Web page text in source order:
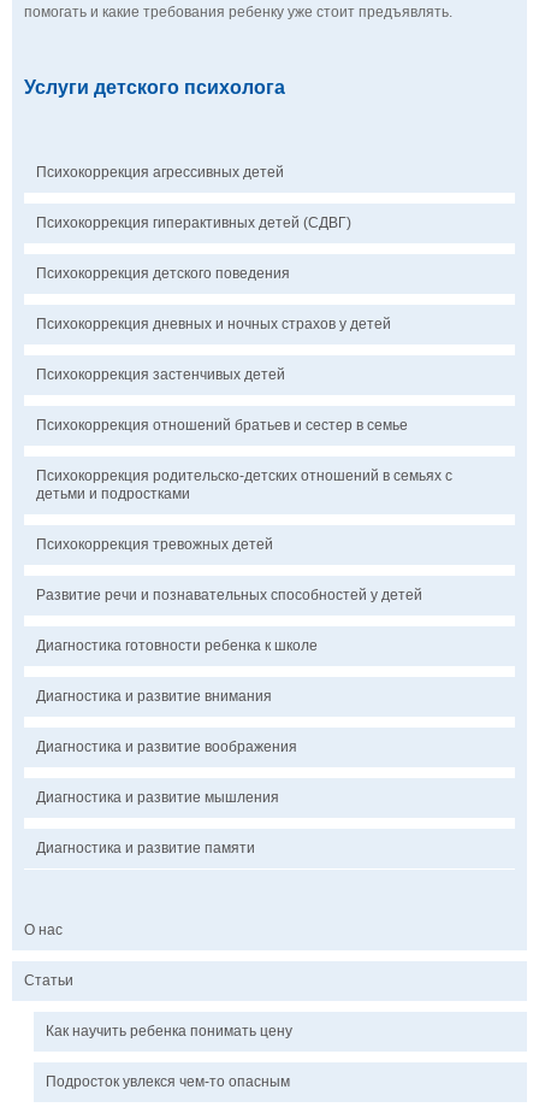
помогать и какие требования ребенку уже стоит предъявлять.
Услуги детского психолога
Психокоррекция агрессивных детей
Психокоррекция гиперактивных детей (СДВГ)
Психокоррекция детского поведения
Психокоррекция дневных и ночных страхов у детей
Психокоррекция застенчивых детей
Психокоррекция отношений братьев и сестер в семье
Психокоррекция родительско-детских отношений в семьях с
детьми и подростками
Психокоррекция тревожных детей
Развитие речи и познавательных способностей у детей
Диагностика готовности ребенка к школе
Диагностика и развитие внимания
Диагностика и развитие воображения
Диагностика и развитие мышления
Диагностика и развитие памяти
О нас
Статьи
Как научить ребенка понимать цену
Подросток увлекся чем-то опасным